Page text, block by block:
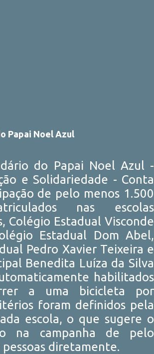
Papai Noel Azul
do Papai Noel Azul -
e Solidariedade - Conta
de pelo menos 1.500
nas escolas
Colégio Estadual Visconde
Estadual Dom Abel,
Pedro Xavier Teixeira e
Benedita Luíza da Silva
habilitados
a uma bicicleta por
foram definidos pela
escola, o que sugere o
na campanha de pelo
pessoas diretamente.